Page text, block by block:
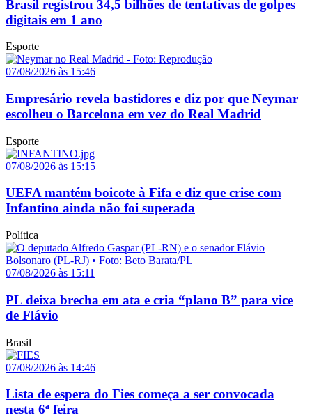
Brasil registrou 34,5 bilhões de tentativas de golpes
digitais em 1 ano
Esporte
07/08/2026 às 15:46
Empresário revela bastidores e diz por que Neymar
escolheu o Barcelona em vez do Real Madrid
Esporte
07/08/2026 às 15:15
UEFA mantém boicote à Fifa e diz que crise com
Infantino ainda não foi superada
Política
07/08/2026 às 15:11
PL deixa brecha em ata e cria “plano B” para vice
de Flávio
Brasil
07/08/2026 às 14:46
Lista de espera do Fies começa a ser convocada
nesta 6ª feira